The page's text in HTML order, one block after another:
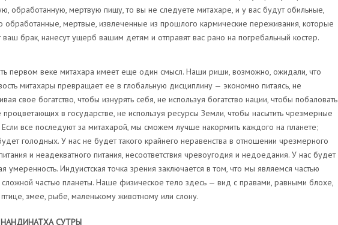
обработанную, мертвую пищу, то вы не следуете митахаре, и у вас будут обильные,
обработанные, мертвые, извлеченные из прошлого кармические переживания, которые
ваш брак, нанесут ущерб вашим детям и отправят вас рано на погребальный костер.
первом веке митахара имеет еще один смысл. Наши риши, возможно, ожидали, что
митахары превращает ее в глобальную дисциплину — экономно питаясь, не
свое богатство, чтобы изнурять себя, не используя богатство нации, чтобы побаловать
в государстве, не используя ресурсы Земли, чтобы насытить чрезмерные
Если все последуют за митахарой, мы сможем лучше накормить каждого на планете;
голодных. У нас не будет такого крайнего неравенства в отношении чрезмерного
и неадекватного питания, несоответствия чревоугодия и недоедания. У нас будет
умеренность. Индуистская точка зрения заключается в том, что мы являемся частью
сложной частью планеты. Наше физическое тело здесь — вид с правами, равными блохе,
птице, змее, рыбе, маленькому животному или слону.
НАНДИНАТХА СУТРЫ